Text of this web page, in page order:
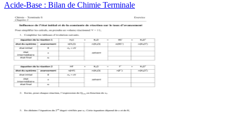
Acide-Base : Bilan de Chimie Terminale